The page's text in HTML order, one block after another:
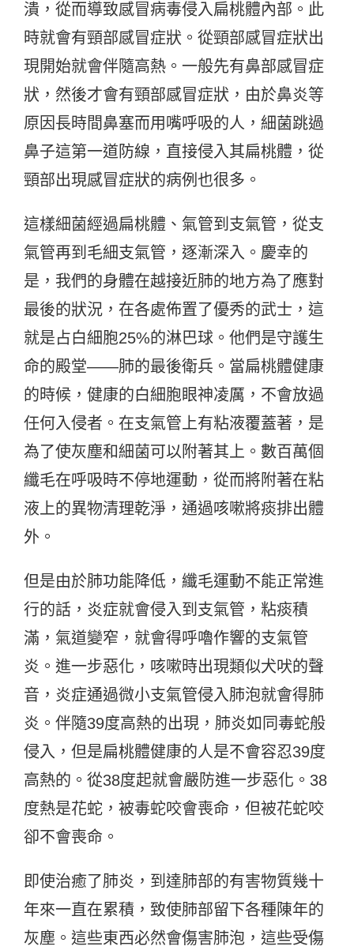
潰，從而導致感冒病毒侵入扁桃體內部。此
時就會有頸部感冒症狀。從頸部感冒症狀出
現開始就會伴隨高熱。一般先有鼻部感冒症
狀，然後才會有頸部感冒症狀，由於鼻炎等
原因長時間鼻塞而用嘴呼吸的人，細菌跳過
鼻子這第一道防線，直接侵入其扁桃體，從
頸部出現感冒症狀的病例也很多。
這樣細菌經過扁桃體、氣管到支氣管，從支
氣管再到毛細支氣管，逐漸深入。慶幸的
是，我們的身體在越接近肺的地方為了應對
最後的狀況，在各處佈置了優秀的武士，這
就是占白細胞25%的淋巴球。他們是守護生
命的殿堂——肺的最後衛兵。當扁桃體健康
的時候，健康的白細胞眼神凌厲，不會放過
任何入侵者。在支氣管上有粘液覆蓋著，是
為了使灰塵和細菌可以附著其上。數百萬個
纖毛在呼吸時不停地運動，從而將附著在粘
液上的異物清理乾淨，通過咳嗽將痰排出體
外。
但是由於肺功能降低，纖毛運動不能正常進
行的話，炎症就會侵入到支氣管，粘痰積
滿，氣道變窄，就會得呼嚕作響的支氣管
炎。進一步惡化，咳嗽時出現類似犬吠的聲
音，炎症通過微小支氣管侵入肺泡就會得肺
炎。伴隨39度高熱的出現，肺炎如同毒蛇般
侵入，但是扁桃體健康的人是不會容忍39度
高熱的。從38度起就會嚴防進一步惡化。38
度熱是花蛇，被毒蛇咬會喪命，但被花蛇咬
卻不會喪命。
即使治癒了肺炎，到達肺部的有害物質幾十
年來一直在累積，致使肺部留下各種陳年的
灰塵。這些東西必然會傷害肺泡，這些受傷